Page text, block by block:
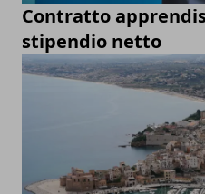
Contratto
stipendio netto